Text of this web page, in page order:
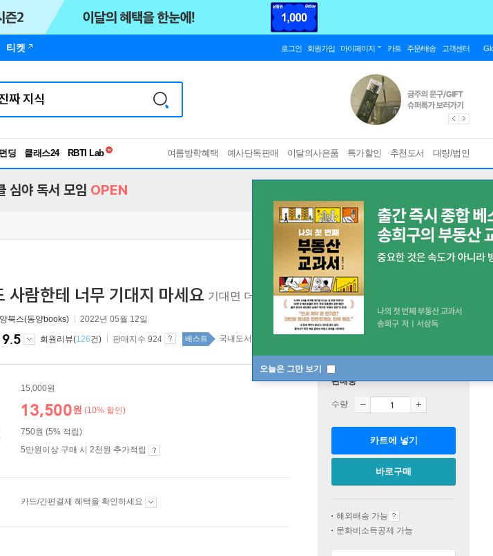
티켓 로그인 회원가입 마이페이지 카트 주문/배송 고객센터
딩 클래스24
독서유형검사
여름방학혜택 예사단독판매 이달의사은품 특가할인 추천도서 대량/법인
오늘은 그만 보기
심야 독서 모임 OPEN
사람한테 너무 기대지 마세요 기대면 더 상처받는 사람들을 위한 관계 심리학
북스(동양books) 2022년 05월 12일
9.5 회원리뷰(126건) 판매지수 924 베스트 국내도서 top100 5주
15,000원
13,500원 (10% 할인)
750원 (5% 적립)
5만원이상 구매 시 2천원 추가적립
카드/간편결제 혜택을 확인하세요
판매중
수량
카트에 넣기
바로구매
해외배송 가능
문화비소득공제 가능